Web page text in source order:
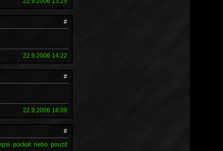
#
22.9.2006 14:22
#
22.9.2006 18:09
#
pockat nebo pouzit